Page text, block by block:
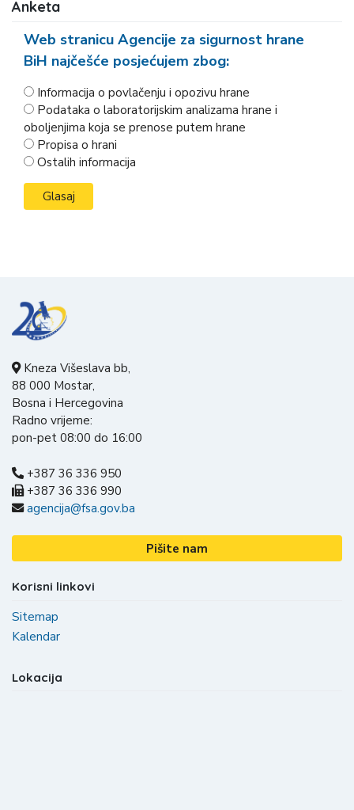
Anketa
Web stranicu Agencije za sigurnost hrane
BiH najčešće posjećujem zbog:
Informacija o povlačenju i opozivu hrane
Podataka o laboratorijskim analizama hrane i
oboljenjima koja se prenose putem hrane
Propisa o hrani
Ostalih informacija
Kneza Višeslava bb,
88 000 Mostar,
Bosna i Hercegovina
Radno vrijeme:
pon-pet 08:00 do 16:00
+387 36 336 950
+387 36 336 990
agencija@fsa.gov.ba
Pišite nam
Korisni linkovi
Sitemap
Kalendar
Lokacija